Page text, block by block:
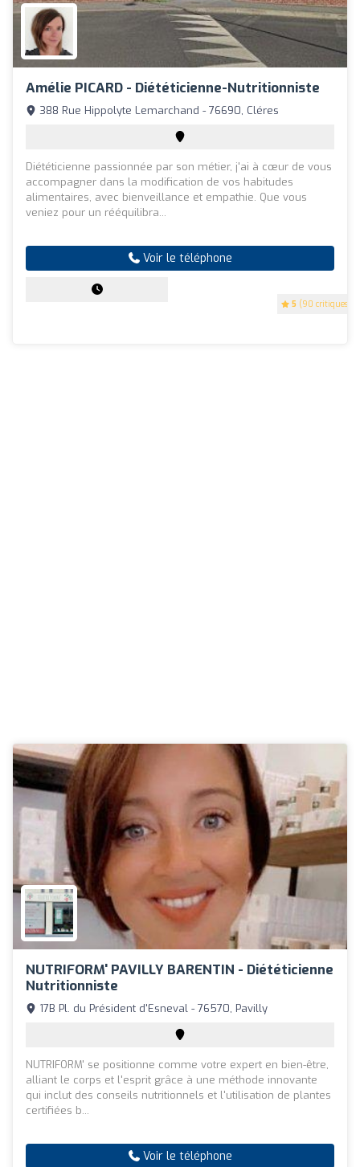
Amélie PICARD - Diététicienne-Nutritionniste
5 (90 critiques)
388 Rue Hippolyte Lemarchand - 76690, Cléres
Diététicienne passionnée par son métier, j'ai à cœur de vous
accompagner dans la modification de vos habitudes
alimentaires, avec bienveillance et empathie. Que vous
veniez pour un rééquilibra...
Voir le téléphone
NUTRIFORM' PAVILLY BARENTIN - Diététicienne
Nutritionniste
17B Pl. du Président d'Esneval - 76570, Pavilly
NUTRIFORM' se positionne comme votre expert en bien-être,
alliant le corps et l'esprit grâce à une méthode innovante
qui inclut des conseils nutritionnels et l'utilisation de plantes
certifiées b...
Voir le téléphone